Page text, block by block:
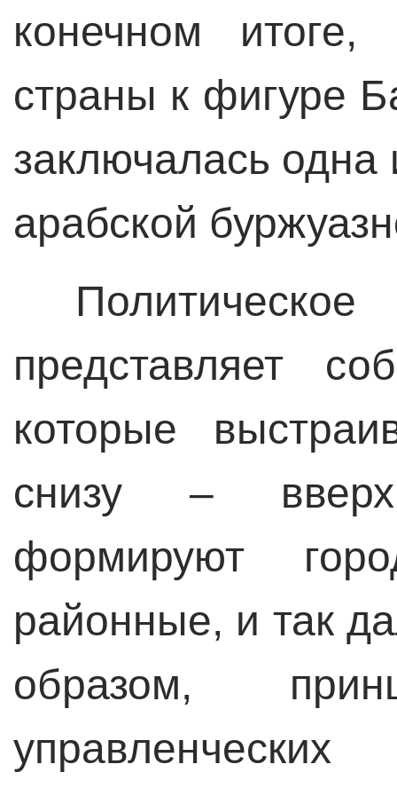
конечном
страны к фигуре
заключалась одна
арабской
представляет
которые
снизу –
формируют
районные, и так
образом,